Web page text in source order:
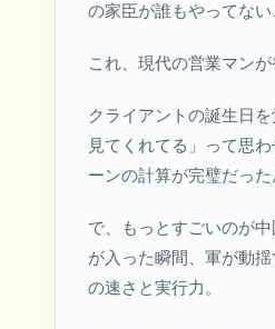
の家臣が誰もやってな
これ、現代の営業マン
クライアントの誕生日
見てくれてる」って思
ーンの計算が完璧だった
で、もっとすごいのが
が入った瞬間、軍が動
の速さと実行力。